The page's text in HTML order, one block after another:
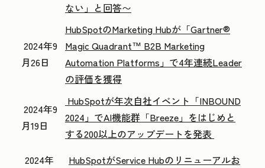
ない」と回答〜
2024年9
月26日
HubSpotのMarketing Hubが「Gartner®
Magic Quadrant™ B2B Marketing
Automation Platforms」で4年連続Leader
の評価を獲得
2024年9
月19日
HubSpotが年次自社イベント「INBOUND
2024」でAI機能群「Breeze」をはじめと
する200以上のアップデートを発表
2024年
HubSpotがService Hubのリニューアルお